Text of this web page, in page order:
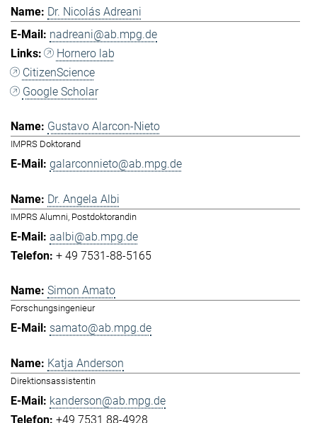
Dr. Nicolás Adreani
nadreani@ab.mpg.de
Hornero lab
CitizenScience
Google Scholar
Gustavo Alarcon-Nieto
IMPRS Doktorand
galarconnieto@ab.mpg.de
Dr. Angela Albi
IMPRS Alumni, Postdoktorandin
aalbi@ab.mpg.de
+ 49 7531-88-5165
Simon Amato
Forschungsingenieur
samato@ab.mpg.de
Katja Anderson
Direktionsassistentin
kanderson@ab.mpg.de
+49 7531 88-4928